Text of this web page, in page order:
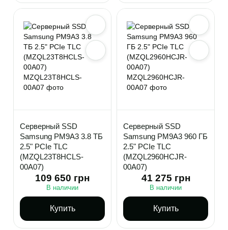
Серверный SSD
Samsung PM9A3 3.8 ТБ
2.5" PCIe TLC
(MZQL23T8HCLS-
00A07)
109 650 грн
В наличии
Купить
Серверный SSD
Samsung PM9A3 960 ГБ
2.5" PCIe TLC
(MZQL2960HCJR-
00A07)
41 275 грн
В наличии
Купить